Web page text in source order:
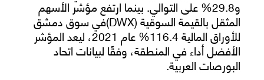
و29.8% على التوالي. بينما ارتفع مؤشر الأسهم
المثقل بالقيمة السوقية (DWX)في سوق دمشق
للأوراق المالية 116.4% عام 2021، ليعد المؤشر
الأفضل أداء في المنطقة، وفقًا لبيانات اتحاد
البورصات العربية.